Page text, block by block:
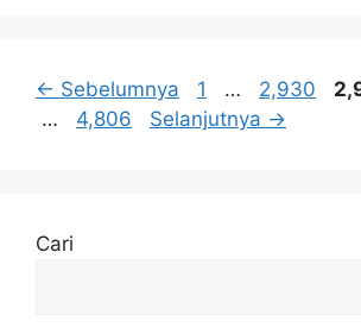
← Sebelumnya Halaman
1 … Halaman
2,930
…
Halaman
4,806 Selanjutnya →
Cari